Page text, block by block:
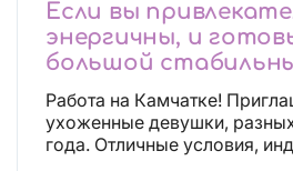
Если вы
энергичны, и
большой
заработок, тогда
что искали!
Работа на Камчатке!
ухоженные девушки,
года. Отличные условия,